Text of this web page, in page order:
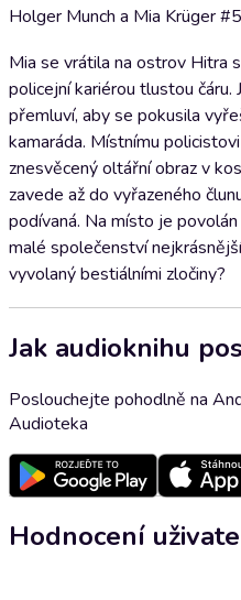
Holger Munch a Mia Krüger #5
Mia se vrátila na ostrov Hitra
policejní kariérou tlustou
přemluví, aby se pokusila
kamaráda. Místnímu
znesvěcený oltářní obraz v
zavede až do vyřazeného
podívaná. Na místo je
malé společenství
vyvolaný bestiálními zločiny?
Jak audioknihu
Poslouchejte pohodlně na
Audioteka
Hodnocení